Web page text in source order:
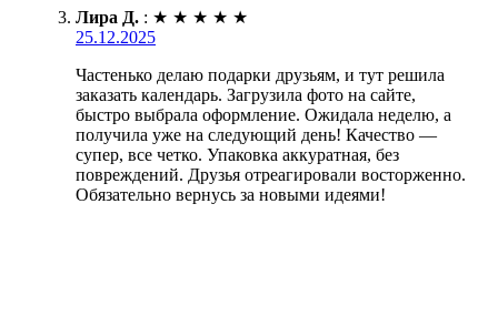
Лира Д. : ★ ★ ★ ★ ★
25.12.2025
Частенько делаю подарки друзьям, и тут решила
заказать календарь. Загрузила фото на сайте,
быстро выбрала оформление. Ожидала неделю, а
получила уже на следующий день! Качество —
супер, все четко. Упаковка аккуратная, без
повреждений. Друзья отреагировали восторженно.
Обязательно вернусь за новыми идеями!